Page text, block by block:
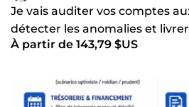
Je vais auditer vos comptes
détecter les anomalies et
À partir de 143,79 $US